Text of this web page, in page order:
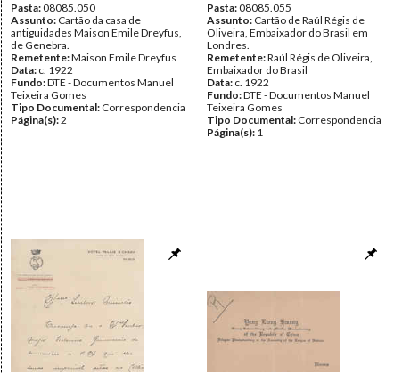
Pasta:08085.050
Assunto: Cartão da casa de
antiguidades Maison Emile Dreyfus,
de Genebra.
Remetente:Maison Emile Dreyfus
Data: c. 1922
Fundo:DTE - Documentos Manuel
Teixeira Gomes
Tipo Documental: Correspondencia
Página(s):2
Pasta:08085.055
Assunto: Cartão de Raúl Régis de
Oliveira, Embaixador do Brasil em
Londres.
Remetente:Raúl Régis de Oliveira,
Embaixador do Brasil
Data: c. 1922
Fundo:DTE - Documentos Manuel
Teixeira Gomes
Tipo Documental: Correspondencia
Página(s): 1